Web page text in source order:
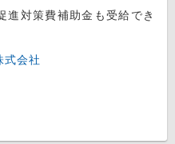
進対策費補助金も受給でき
式会社